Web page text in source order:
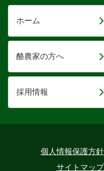
ホーム
酪農家の方へ
採用情報
個人情報保護方針
サイトマップ